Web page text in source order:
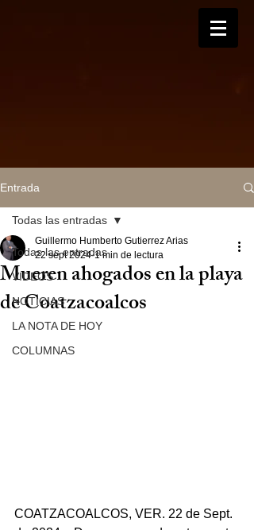
Entrada
Todas las entradas
VIDEOS
NOTICIAS
LA NOTA DE HOY
COLUMNAS
Todas las entradas
Mueren ahogados en la playa
de Coatzacoalcos
Guillermo Humberto Gutierrez Arias
22 sept 2024 1 min de lectura
COATZACOALCOS, VER. 22 de Sept.